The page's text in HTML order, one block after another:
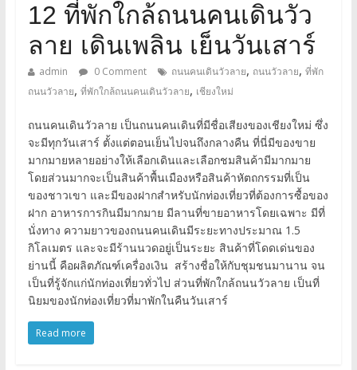
12 ที่พักใกล้ถนนคนเดินวัว
ลาย เดินเพลิน เย็นวันเสาร์
admin 0 Comment ถนนคนเดินวัวลาย, ถนนวัวลาย, ที่พัก
ถนนวัวลาย, ที่พักใกล้ถนนคนเดินวัวลาย, เชียงใหม่
ถนนคนเดินวัวลาย เป็นถนนคนเดินที่มีชื่อเสียงของเชียงใหม่ ซึ่ง
จะมีทุกวันเสาร์ ตั้งแต่ตอนเย็นไปจนถึงกลางคืน ที่นี่มีของขาย
มากมายหลายอย่างให้เลือกเดินและเลือกชมสินค้ามีมากมาย
โดยส่วนมากจะเป็นสินค้าพื้นเมืองหรือสินค้าหัตถกรรมที่เป็น
ของชาวเขา และมีของฝากสำหรับนักท่องเที่ยวที่ต้องการซื้อของ
ฝาก อาหารการกินมีมากมาย มีลานที่ขายอาหารโดยเฉพาะ มีที่
นั่งทาง ความยาวของถนนคนเดินมีระยะทางประมาณ 1.5
กิโลเมตร และจะมีร้านนวดอยู่เป็นระยะ สินค้าที่โดดเด่นของ
ย่านนี้ คือผลิตภัณฑ์เครื่องเงิน สร้างชื่อให้กับชุมชนมานาน จน
เป็นที่รู้จักแก่นักท่องเที่ยวทั่วไป ส่วนที่พักใกล้ถนนวัวลาย เป็นที่
นิยมของนักท่องเที่ยวที่มาพักในคืนวันเสาร์
Read more